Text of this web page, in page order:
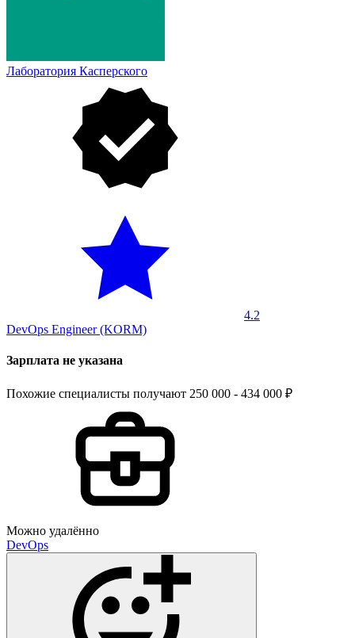
Лаборатория Касперского
4.2
DevOps Engineer (KORM)
Зарплата не указана
Похожие специалисты получают 250 000 - 434 000 ₽
Можно удалённо
DevOps